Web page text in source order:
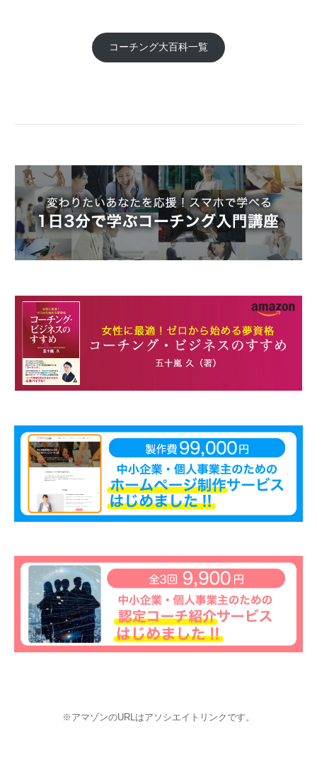
コーチング大百科一覧
※アマゾンのURLはアソシエイトリンクです。